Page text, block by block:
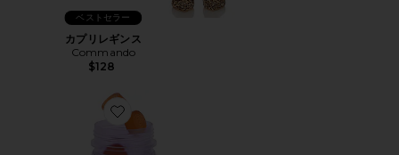
ベストセラー
カプリレギンス
Commando
$128
Favorite PURR ビタミングミ